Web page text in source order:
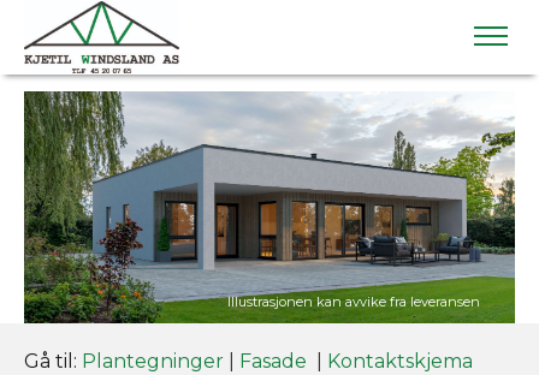
Gå til: Plantegninger Fasade Kontaktskjema